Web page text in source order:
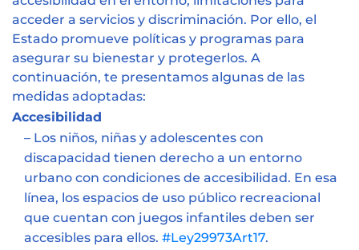
acceder a servicios y discriminación. Por ello, el
Estado promueve políticas y programas para
asegurar su bienestar y protegerlos. A
continuación, te presentamos algunas de las
medidas adoptadas:
Accesibilidad
– Los niños, niñas y adolescentes con
discapacidad tienen derecho a un entorno
urbano con condiciones de accesibilidad. En esa
línea, los espacios de uso público recreacional
que cuentan con juegos infantiles deben ser
accesibles para ellos. #Ley29973Art17.